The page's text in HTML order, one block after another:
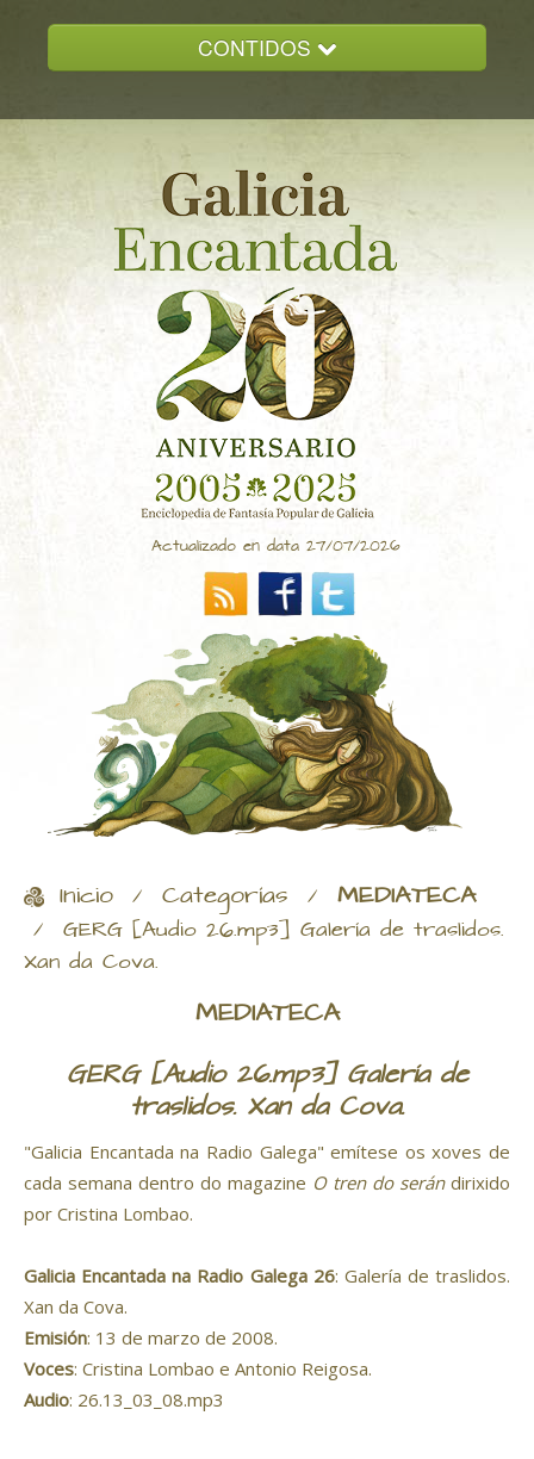
CONTIDOS
GALICIA ENCANTADA
DOCUMENTACION
NOVAS
CONTACTO
Actualizado en data 27/07/2026
Inicio / Categorías / MEDIATECA
/ GERG [Audio 26.mp3] Galería de traslidos.
Xan da Cova.
MEDIATECA
GERG [Audio 26.mp3] Galería de
traslidos. Xan da Cova.
"Galicia Encantada na Radio Galega" emítese os xoves de
cada semana dentro do magazine O tren do serándirixido
por Cristina Lombao.
Galicia Encantada na Radio Galega 26: Galería de traslidos.
Xan da Cova.
Emisión: 13 de marzo de 2008.
Voces: Cristina Lombao e Antonio Reigosa.
Audio: 26.13_03_08.mp3